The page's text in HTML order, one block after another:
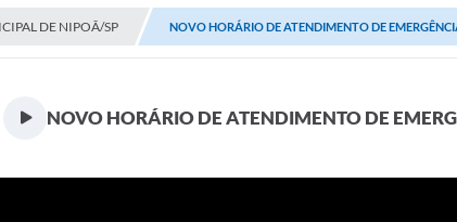
DE NIPOÃ/SP NOVO HORÁRIO DE ATENDIMENTO DE
NOVO HORÁRIO DE ATENDIMENTO DE